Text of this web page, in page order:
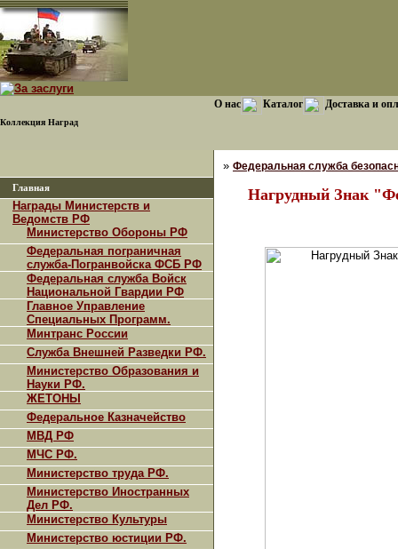
Коллекция Наград
О нас Каталог Доставка и
Главная
Награды Министерств и
Ведомств РФ
Министерство Обороны РФ
Федеральная пограничная
служба-Погранвойска ФСБ РФ
Федеральная служба Войск
Национальной Гвардии РФ
Главное Управление
Специальных Программ.
Минтранс России
Служба Внешней Разведки РФ.
Министерство Образования и
Науки РФ.
ЖЕТОНЫ
Федеральное Казначейство
МВД РФ
МЧС РФ.
Министерство труда РФ.
Министерство Иностранных
Дел РФ.
Министерство Культуры
Министерство юстиции РФ.
» Федеральная служба
Нагрудный Знак